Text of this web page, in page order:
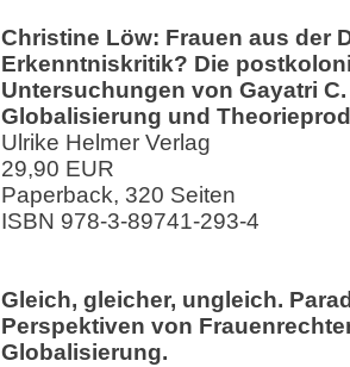
Christine Löw: Frauen aus der
Erkenntniskritik? Die
Untersuchungen von Gayatri
Globalisierung und
Ulrike Helmer Verlag
29,90 EUR
Paperback, 320 Seiten
ISBN 978-3-89741-293-4
Gleich, gleicher, ungleich.
Perspektiven von
Globalisierung.